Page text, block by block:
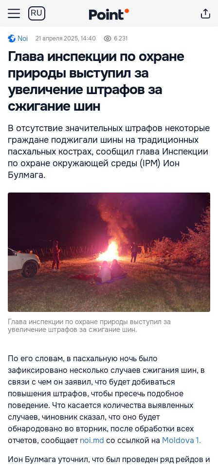
RU
Noi 21 апреля 2025, 14:40 6 231
Глава инспекции по охране
природы выступил за
увеличение штрафов за
сжигание шин
В отсутствие значительных штрафов некоторые
граждане поджигали шины на традиционных
пасхальных кострах, сообщил глава Инспекции
по охране окружающей среды (IPM) Ион
Булмага.
Глава инспекции по охране природы выступил за
увеличение штрафов за сжигание шин.
По его словам, в пасхальную ночь было
зафиксировано несколько случаев сжигания шин, в
связи с чем он заявил, что будет добиваться
повышения штрафов, чтобы пресечь подобное
поведение. Что касается количества выявленных
случаев, чиновник сказал, что оно будет
обнародовано во вторник, после обработки всех
отчетов, сообщаетnoi.md со ссылкой на Moldova 1.
Ион Булмага уточнил, что был проведен ряд рейдов и